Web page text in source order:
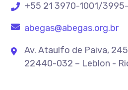
+55 21 3970-1001/
abegas@abegas.org.br
Av. Ataulfo de Paiva,
22440-032 – Leblon -